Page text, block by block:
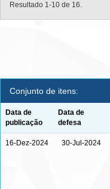
Resultado 1-10 de 16.
Conjunto de itens:
Data de
publicação
Data de
defesa
16-Dez-2024 30-Jul-2024